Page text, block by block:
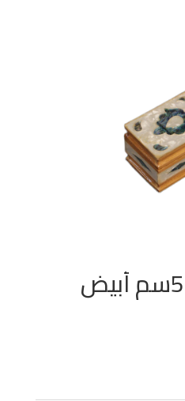
علبة صدف 7*5سم أبيض